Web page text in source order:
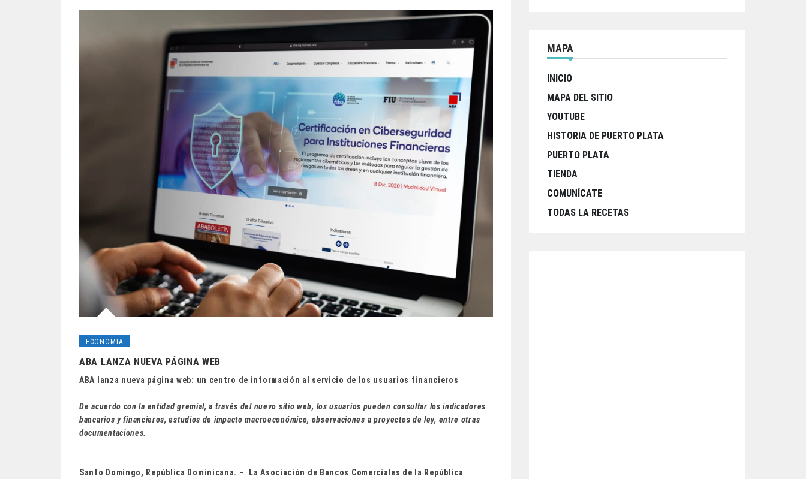
ECONOMIA
ABA LANZA NUEVA PÁGINA WEB
ABA lanza nueva página web: un centro de información al servicio de los usuarios financieros
De acuerdo con la entidad gremial, a través del nuevo sitio web, los usuarios pueden consultar los indicadores
bancarios y financieros, estudios de impacto macroeconómico, observaciones a proyectos de ley, entre otras
documentaciones.
Santo Domingo, República Dominicana. –
La Asociación de Bancos Comerciales de la República
MAPA
INICIO
MAPA DEL SITIO
YOUTUBE
HISTORIA DE PUERTO PLATA
PUERTO PLATA
TIENDA
COMUNÍCATE
TODAS LA RECETAS